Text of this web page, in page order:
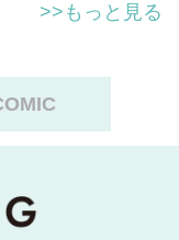
>>もっと見る